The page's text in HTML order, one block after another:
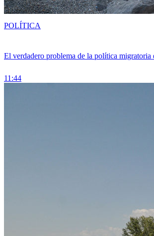
El verdadero problema de la política migratoria
11:44
POLÍTICA